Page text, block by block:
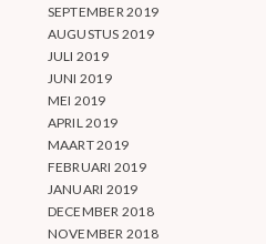
SEPTEMBER 2019
AUGUSTUS 2019
JULI 2019
JUNI 2019
MEI 2019
APRIL 2019
MAART 2019
FEBRUARI 2019
JANUARI 2019
DECEMBER 2018
NOVEMBER 2018